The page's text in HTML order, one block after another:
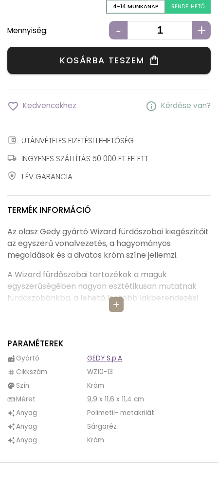
4-14 MUNKANAP RENDELHETŐ
Mennyiség: - +
KOSÁRBA TESZEM shopping_bag
favorite_border Kedvencekhez info Kérdése van?
account_balance_wallet UTÁNVÉTELES FIZETÉSI LEHETŐSÉG
local_shipping INGYENES SZÁLLÍTÁS 50 000 FT FELETT
local_police 1 ÉV GARANCIA
TERMÉK INFORMÁCIÓ
add
Az olasz Gedy gyártó Wizard fürdőszobai kiegészítőit
az egyszerű vonalvezetés, a hagyományos
megoldások és a divatos króm színe jellemzi.
A Wizard fürdőszobai tartozékok a maguk
egyszerűségében nagyon esztétikusan mutatnak
fürdőszobánkba, a lehető legtöbb lakberendezési
A Wizard fürdőszobai kiegészítőknél a gyártó játszik
a kerek és szögletes formák megjelenítésével, és
ettől lesz különleges a Wizard megjelenése.
A Wizard fali fogkefetartó anyaga magas minőségű
sárgarézből és akrill üvegből készül, mely garantálja
a termék tartósságát.
A Wizard fali fogmosópohár ragasztással rögzíthető,
így nem kell megfúrni a csempét, ezért viszonylag
egyszerűen telepíthető kétoldalú ragasztóval. A
PARAMÉTEREK
factory Gyártó GEDY S.p.A
tag Cikkszám WZ10-13
palette Szín Króm
straightenMéret 9,9 x 11,6 x 11,4 cm
auto_awesomeAnyag Polimetil- metakrilát
auto_awesomeAnyag Sárgaréz
auto_awesomeAnyag Króm